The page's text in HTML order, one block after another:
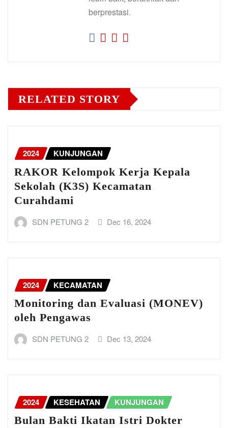
berprestasi.
RELATED STORY
2024 KUNJUNGAN
RAKOR Kelompok Kerja Kepala
Sekolah (K3S) Kecamatan
Curahdami
SDN PETUNG 2 Dec 16, 2024
2024 KECAMATAN
Monitoring dan Evaluasi (MONEV)
oleh Pengawas
SDN PETUNG 2 Dec 13, 2024
2024 KESEHATAN KUNJUNGAN
Bulan Bakti Ikatan Istri Dokter